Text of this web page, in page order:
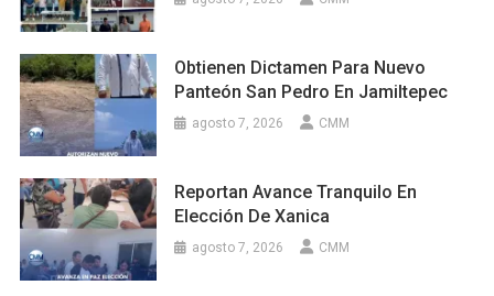
Obtienen Dictamen Para Nuevo
Panteón San Pedro En Jamiltepec
agosto 7, 2026 CMM
Reportan Avance Tranquilo En
Elección De Xanica
agosto 7, 2026 CMM